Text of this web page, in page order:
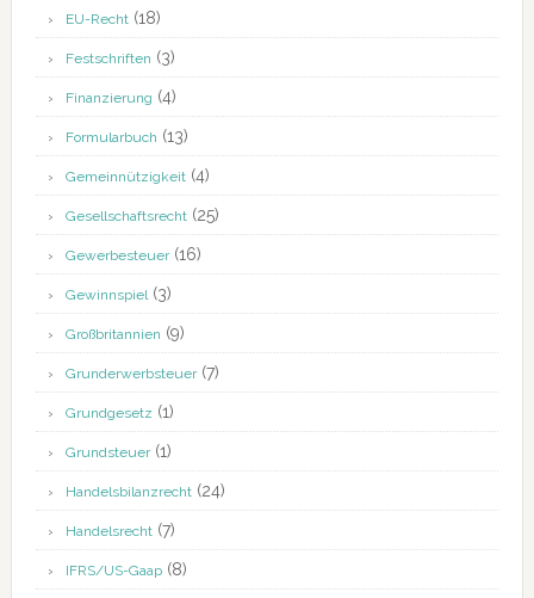
EU-Recht(18)
Festschriften (3)
Finanzierung (4)
Formularbuch (13)
Gemeinnützigkeit(4)
Gesellschaftsrecht(25)
Gewerbesteuer(16)
Gewinnspiel(3)
Großbritannien (9)
Grunderwerbsteuer(7)
Grundgesetz (1)
Grundsteuer(1)
Handelsbilanzrecht(24)
Handelsrecht(7)
IFRS/US-Gaap(8)